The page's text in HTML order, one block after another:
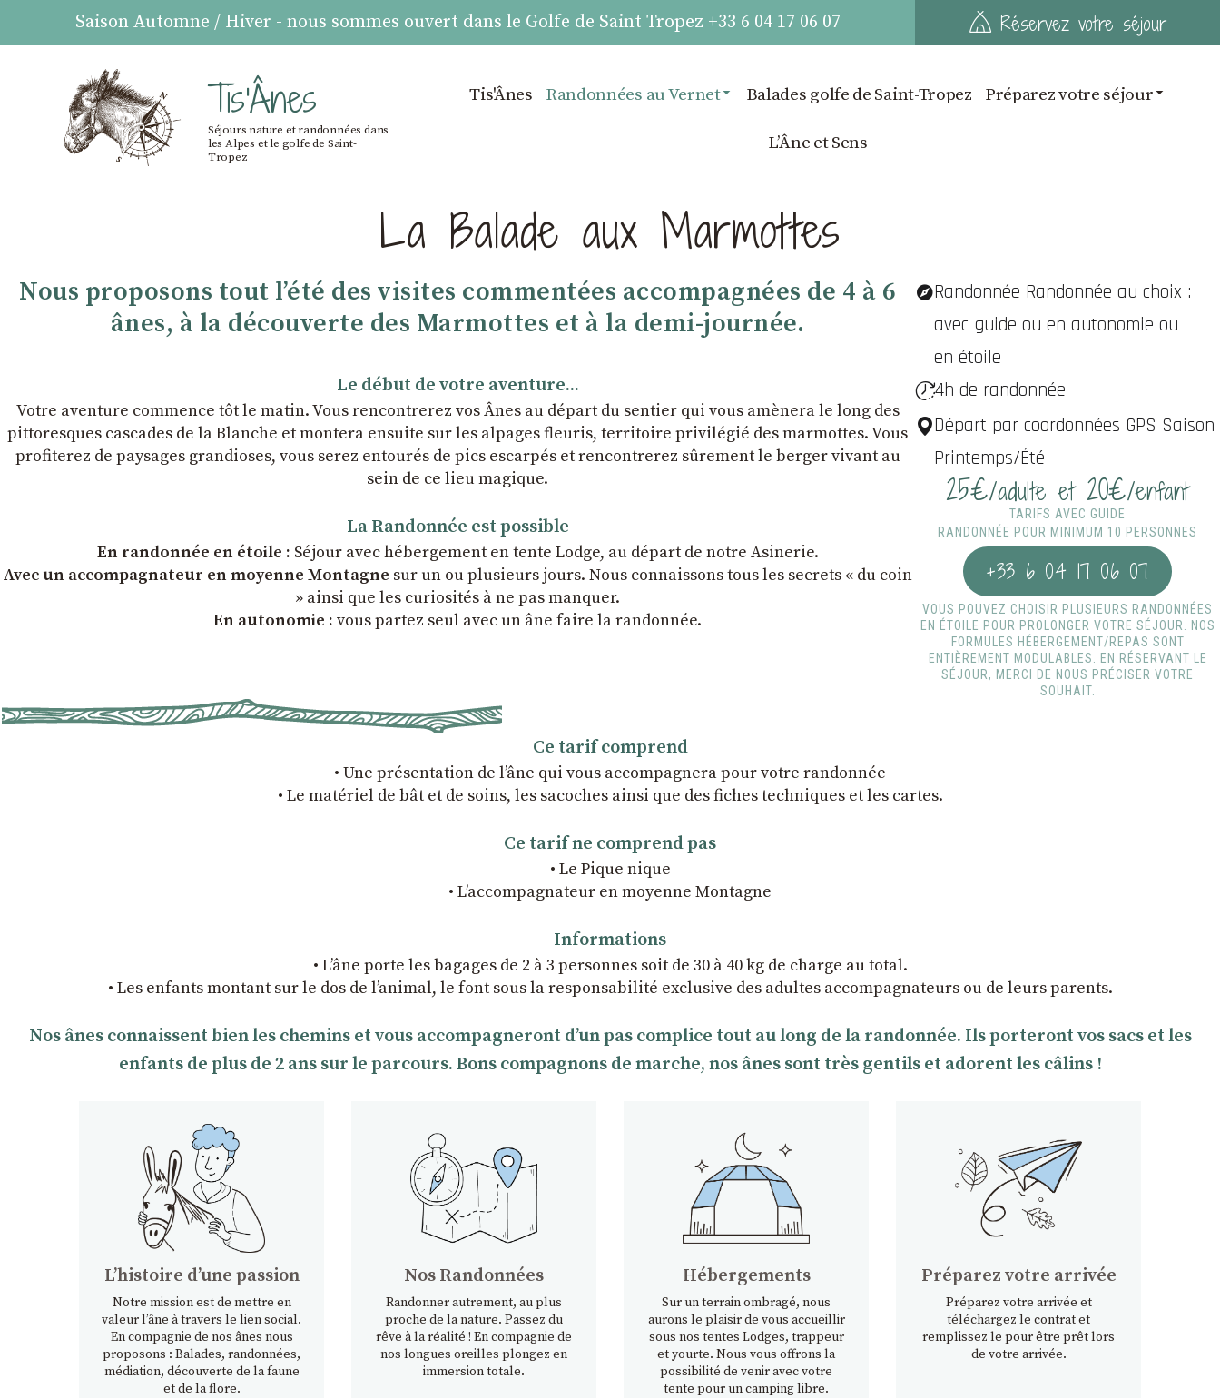
Saison Automne / Hiver - nous sommes ouvert dans le Golfe de Saint Tropez +33 6 04 17 06 07 Réservez votre séjour
Tis'Ânes
Séjours nature et randonnées dans
les Alpes et le golfe de Saint-
Tropez
Tis'Ânes Randonnées au Vernet Balades golfe de Saint-Tropez Préparez votre séjour
LʼÂne et Sens
La Balade aux Marmottes
Nous proposons tout l’été des visites commentées accompagnées de 4 à 6
ânes, à la découverte des Marmottes et à la demi-journée.
Le début de votre aventure...
Votre aventure commence tôt le matin. Vous rencontrerez vos Ânes au départ du sentier qui vous amènera le long des
pittoresques cascades de la Blanche et montera ensuite sur les alpages fleuris, territoire privilégié des marmottes. Vous
profiterez de paysages grandioses, vous serez entourés de pics escarpés et rencontrerez sûrement le berger vivant au
sein de ce lieu magique.
La Randonnée est possible
En randonnée en étoile : Séjour avec hébergement en tente Lodge, au départ de notre Asinerie.
Avec un accompagnateur en moyenne Montagne sur un ou plusieurs jours. Nous connaissons tous les secrets « du coin
» ainsi que les curiosités à ne pas manquer.
En autonomie : vous partez seul avec un âne faire la randonnée.
Randonnée Randonnée au choix :
avec guide ou en autonomie ou
en étoile
4h de randonnée
Départ par coordonnées GPS Saison
Printemps/Été
25€/adulte et 20€/enfant
TARIFS AVEC GUIDE
RANDONNÉE POUR MINIMUM 10 PERSONNES
+33 6 04 17 06 07
VOUS POUVEZ CHOISIR PLUSIEURS RANDONNÉES
EN ÉTOILE POUR PROLONGER VOTRE SÉJOUR. NOS
FORMULES HÉBERGEMENT/REPAS SONT
ENTIÈREMENT MODULABLES. EN RÉSERVANT LE
SÉJOUR, MERCI DE NOUS PRÉCISER VOTRE
SOUHAIT.
Ce tarif comprend
• Une présentation de l’âne qui vous accompagnera pour votre randonnée
• Le matériel de bât et de soins, les sacoches ainsi que des fiches techniques et les cartes.
Ce tarif ne comprend pas
• Le Pique nique
• L’accompagnateur en moyenne Montagne
Informations
• L’âne porte les bagages de 2 à 3 personnes soit de 30 à 40 kg de charge au total.
• Les enfants montant sur le dos de l’animal, le font sous la responsabilité exclusive des adultes accompagnateurs ou de leurs parents.
Nos ânes connaissent bien les chemins et vous accompagneront dʼun pas complice tout au long de la randonnée. Ils porteront vos sacs et les
enfants de plus de 2 ans sur le parcours. Bons compagnons de marche, nos ânes sont très gentils et adorent les câlins !
Lʼhistoire dʼune passion
Notre mission est de mettre en
valeur l’âne à travers le lien social.
En compagnie de nos ânes nous
proposons : Balades, randonnées,
médiation, découverte de la faune
et de la flore.
Nos Randonnées
Randonner autrement, au plus
proche de la nature. Passez du
rêve à la réalité ! En compagnie de
nos longues oreilles plongez en
immersion totale.
Hébergements
Sur un terrain ombragé, nous
aurons le plaisir de vous accueillir
sous nos tentes Lodges, trappeur
et yourte. Nous vous offrons la
possibilité de venir avec votre
tente pour un camping libre.
Préparez votre arrivée
Préparez votre arrivée et
téléchargez le contrat et
remplissez le pour être prêt lors
de votre arrivée.